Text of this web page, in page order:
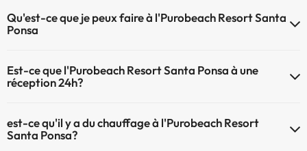
plus d'info sur la piscine et d'autres installations.
Qu'est-ce que je peux faire à l'Purobeach Resort Santa
Ponsa
(certaines peuvent être payantes) :
Est-ce que l'Purobeach Resort Santa Ponsa à une
réception 24h?
est-ce qu'il y a du chauffage à l'Purobeach Resort
Santa Ponsa?